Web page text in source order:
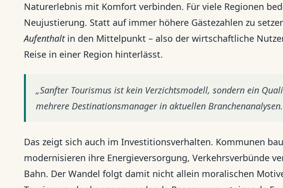
Naturerlebnis mit Komfort verbinden. Für viele Regionen
Neujustierung. Statt auf immer höhere Gästezahlen zu
Aufenthaltin den Mittelpunkt – also der wirtschaftliche
Reise in einer Region hinterlässt.
„Sanfter Tourismus ist kein Verzichtsmodell, sondern ein
mehrere Destinationsmanager in aktuellen Branchenanalysen.
Das zeigt sich auch im Investitionsverhalten. Kommunen
modernisieren ihre Energieversorgung, Verkehrsverbünde
Bahn. Der Wandel folgt damit nicht allein moralischen